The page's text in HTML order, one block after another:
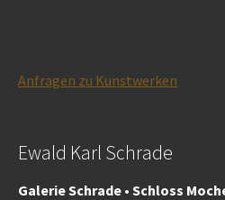
Anfragen zu Kunstwerken
Ewald Karl Schrade
Galerie Schrade • Schloss